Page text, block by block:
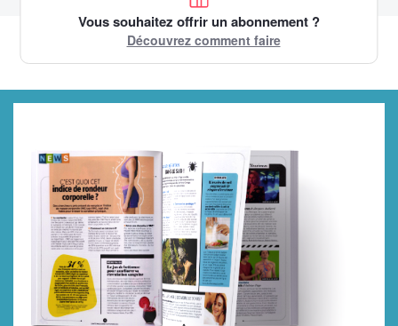
Vous souhaitez offrir un abonnement ?
Découvrez comment faire